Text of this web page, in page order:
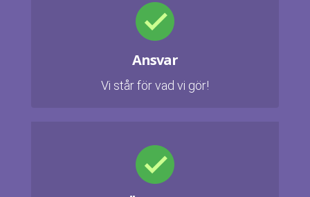
Ansvar
Vi står för vad vi gör!